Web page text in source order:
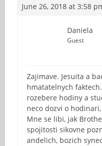
June 26, 2018 at 3:58
Daniela
Guest
Zajimave. Jesuita a
hmatatelnych
rozebere hodiny a
neco dozvi o
Mne se libi, jak
spojitosti sikovne
andelich, bozich